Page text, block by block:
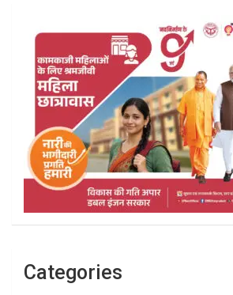
Categories